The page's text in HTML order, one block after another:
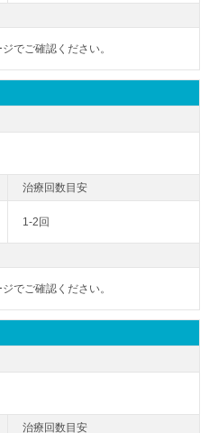
でご確認ください。
1-2回
でご確認ください。